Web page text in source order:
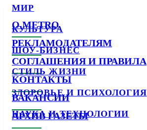
МИР
КУЛЬТУРА
ШОУ-БИЗНЕС
СТИЛЬ ЖИЗНИ
ЗДОРОВЬЕ И ПСИХОЛОГИЯ
НАУКА И ТЕХНОЛОГИИ
О METRO
РЕКЛАМОДАТЕЛЯМ
СОГЛАШЕНИЯ И ПРАВИЛА
КОНТАКТЫ
ВАКАНСИИ
АРХИВ ГАЗЕТЫ